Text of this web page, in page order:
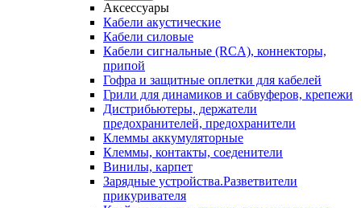
Аксессуары
Кабели акустические
Кабели силовые
Кабели сигнальные (RCA), коннекторы,
припой
Гофра и защитные оплетки для кабелей
Грили для динамиков и сабвуферов, крепежи
Дистрибьютеры, держатели
предохранителей, предохранители
Клеммы аккумуляторные
Клеммы, контакты, соеденители
Винилы, карпет
Зарядные устройства.Разветвители
прикуривателя